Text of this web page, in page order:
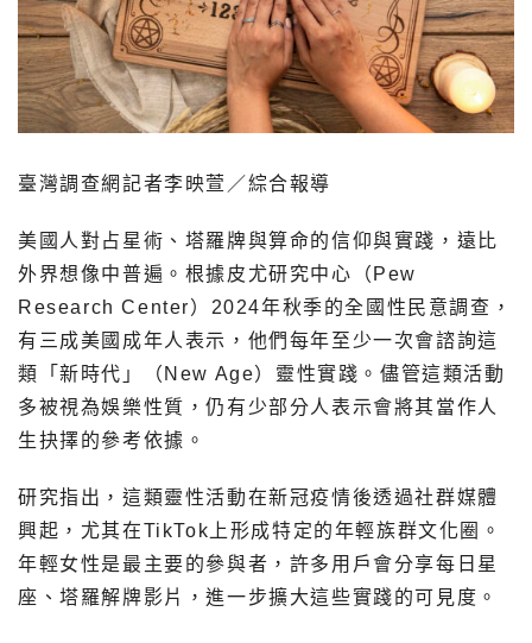
臺灣調查網記者李映萱／綜合報導
美國人對占星術、塔羅牌與算命的信仰與實踐，遠比
外界想像中普遍。根據皮尤研究中心（Pew
Research Center）2024年秋季的全國性民意調查，
有三成美國成年人表示，他們每年至少一次會諮詢這
類「新時代」（New Age）靈性實踐。儘管這類活動
多被視為娛樂性質，仍有少部分人表示會將其當作人
生抉擇的參考依據。
研究指出，這類靈性活動在新冠疫情後透過社群媒體
興起，尤其在TikTok上形成特定的年輕族群文化圈。
年輕女性是最主要的參與者，許多用戶會分享每日星
座、塔羅解牌影片，進一步擴大這些實踐的可見度。